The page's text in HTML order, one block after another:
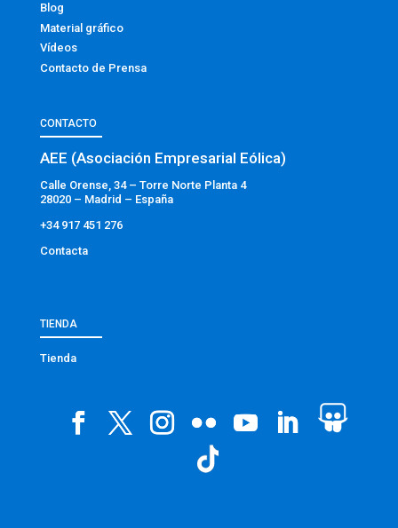
Blog
Material gráfico
Vídeos
Contacto de Prensa
CONTACTO
AEE (Asociación Empresarial Eólica)
Calle Orense, 34 – Torre Norte Planta 4
28020 – Madrid – España
+34 917 451 276
Contacta
TIENDA
Tienda